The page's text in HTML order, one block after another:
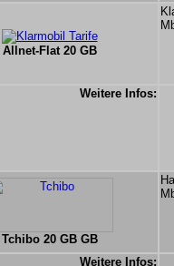
Allnet-Flat 20 GB
Weitere Infos:
Tchibo 20 GB GB
Weitere Infos: